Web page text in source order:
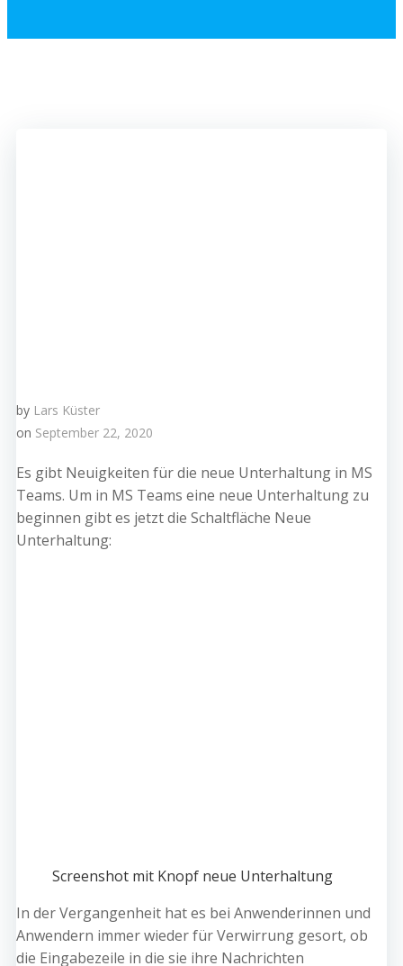
by Lars Küster
on September 22, 2020
Es gibt Neuigkeiten für die neue Unterhaltung in MS
Teams. Um in MS Teams eine neue Unterhaltung zu
beginnen gibt es jetzt die Schaltfläche Neue
Unterhaltung:
Screenshot mit Knopf neue Unterhaltung
In der Vergangenheit hat es bei Anwenderinnen und
Anwendern immer wieder für Verwirrung gesort, ob
die Eingabezeile in die sie ihre Nachrichten